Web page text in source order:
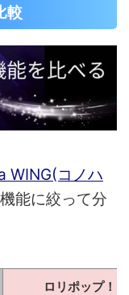
較
WING(コノハ
能に絞って分
ロリポップ！